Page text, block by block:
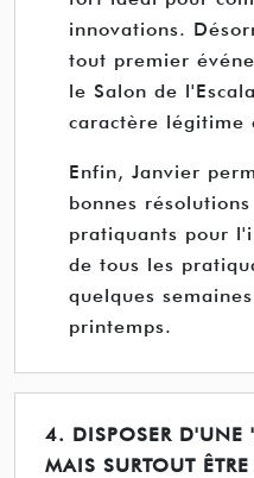
innovations.
tout premier
le Salon de
caractère légitime
Enfin, Janvier
bonnes
pratiquants pour
de tous les
quelques
printemps.
4. DISPOSER D'UNE
MAIS SURTOUT